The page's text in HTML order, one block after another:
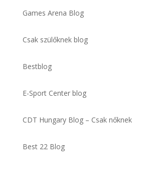
Games Arena Blog
Csak szülőknek blog
Bestblog
E-Sport Center blog
CDT Hungary Blog – Csak nőknek
Best 22 Blog